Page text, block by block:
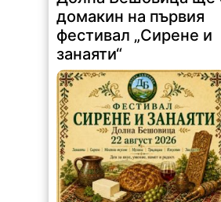
домакин на първия
фестивал „Сирене и
занаяти“